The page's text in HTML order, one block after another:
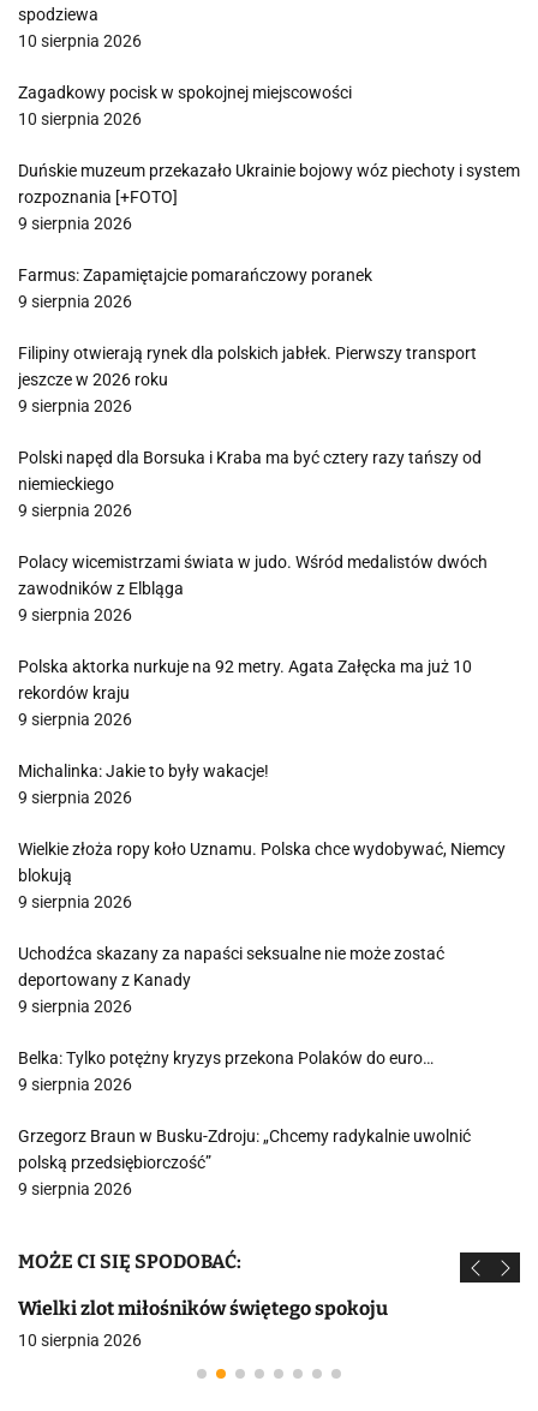
spodziewa
10 sierpnia 2026
Zagadkowy pocisk w spokojnej miejscowości
10 sierpnia 2026
Duńskie muzeum przekazało Ukrainie bojowy wóz piechoty i system
rozpoznania [+FOTO]
9 sierpnia 2026
Farmus: Zapamiętajcie pomarańczowy poranek
9 sierpnia 2026
Filipiny otwierają rynek dla polskich jabłek. Pierwszy transport
jeszcze w 2026 roku
9 sierpnia 2026
Polski napęd dla Borsuka i Kraba ma być cztery razy tańszy od
niemieckiego
9 sierpnia 2026
Polacy wicemistrzami świata w judo. Wśród medalistów dwóch
zawodników z Elbląga
9 sierpnia 2026
Polska aktorka nurkuje na 92 metry. Agata Załęcka ma już 10
rekordów kraju
9 sierpnia 2026
Michalinka: Jakie to były wakacje!
9 sierpnia 2026
Wielkie złoża ropy koło Uznamu. Polska chce wydobywać, Niemcy
blokują
9 sierpnia 2026
Uchodźca skazany za napaści seksualne nie może zostać
deportowany z Kanady
9 sierpnia 2026
Belka: Tylko potężny kryzys przekona Polaków do euro…
9 sierpnia 2026
Grzegorz Braun w Busku-Zdroju: „Chcemy radykalnie uwolnić
polską przedsiębiorczość”
9 sierpnia 2026
MOŻE CI SIĘ SPODOBAĆ:
Wielki zlot miłośników świętego spokoju
10 sierpnia 2026